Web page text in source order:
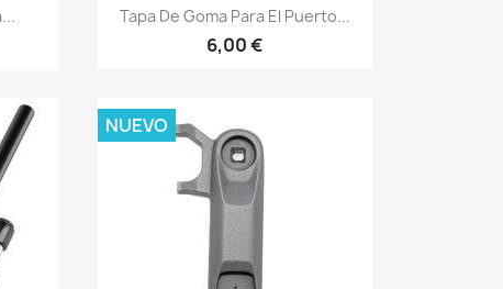
Vista rápida
Tapa De Goma Para El Puerto...
6,00 €
NUEVO